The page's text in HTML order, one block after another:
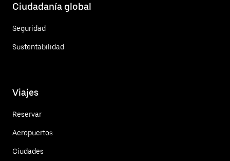
Ciudadanía global
Seguridad
Sustentabilidad
Viajes
Reservar
Aeropuertos
Ciudades